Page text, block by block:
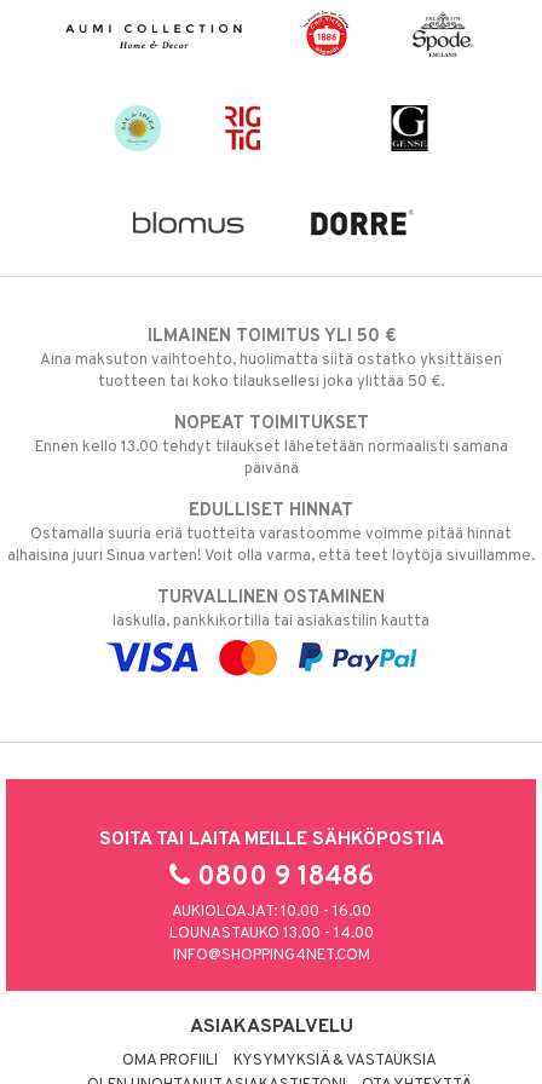
ILMAINEN TOIMITUS YLI 50 €
Aina maksuton vaihtoehto, huolimatta siitä ostatko yksittäisen
tuotteen tai koko tilauksellesi joka ylittää 50 €.
NOPEAT TOIMITUKSET
Ennen kello 13.00 tehdyt tilaukset lähetetään normaalisti samana
päivänä
EDULLISET HINNAT
Ostamalla suuria eriä tuotteita varastoomme voimme pitää hinnat
alhaisina juuri Sinua varten! Voit olla varma, että teet löytöjä sivuillamme.
TURVALLINEN OSTAMINEN
laskulla, pankkikortilla tai asiakastilin kautta
SOITA TAI LAITA MEILLE SÄHKÖPOSTIA
0800 9 18486
AUKIOLOAJAT: 10.00 - 16.00
LOUNASTAUKO 13.00 - 14.00
INFO@SHOPPING4NET.COM
ASIAKASPALVELU
OMA PROFIILI
KYSYMYKSIÄ & VASTAUKSIA